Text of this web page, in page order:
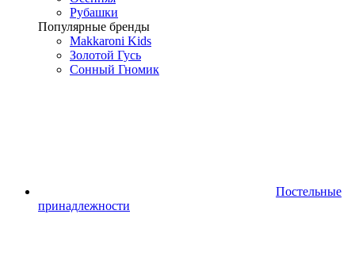
Рубашки
Популярные бренды
Makkaroni Kids
Золотой Гусь
Сонный Гномик
Постельные
принадлежности